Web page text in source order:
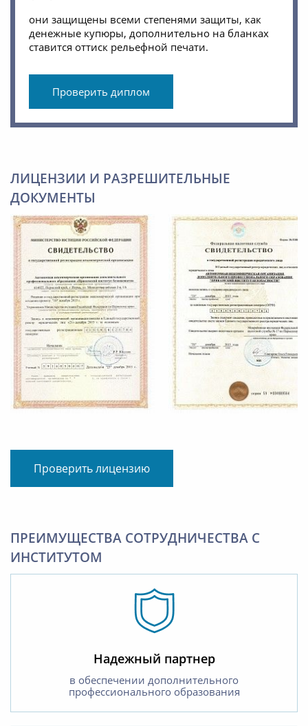
они защищены всеми степенями защиты, как
денежные купюры, дополнительно на бланках
ставится оттиск рельефной печати.
Проверить диплом
ЛИЦЕНЗИИ И РАЗРЕШИТЕЛЬНЫЕ
ДОКУМЕНТЫ
Проверить лицензию
ПРЕИМУЩЕСТВА СОТРУДНИЧЕСТВА С
ИНСТИТУТОМ
Надежный партнер
в обеспечении дополнительного
профессионального образования